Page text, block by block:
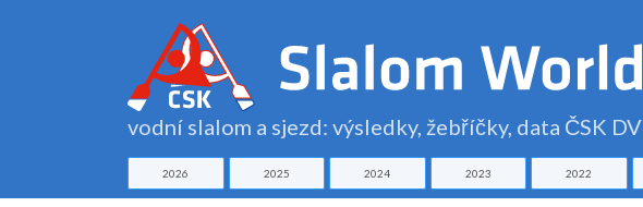
vodní slalom a sjezd: výsledky, žebříčky, data ČSK DV
2026 2025 2024 2023 2022